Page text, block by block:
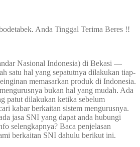
Anda Tinggal Terima Beres !!
Nasional Indonesia) di Bekasi —
satu hal yang sepatutnya dilakukan tiap-
memasarkan produk di Indonesia.
bukan hal yang mudah. Ada
patut dilakukan ketika sebelum
kabar berkaitan sistem mengurusnya.
jasa SNI yang dapat anda hubungi
selengkapnya? Baca penjelasan
berkaitan SNI dahulu berikut ini.